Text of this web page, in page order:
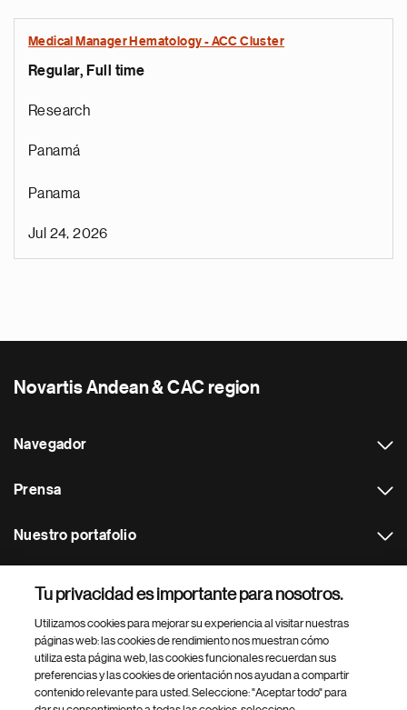
Medical Manager Hematology - ACC Cluster
Regular, Full time
Research
Panamá
Panama
Jul 24, 2026
Novartis Andean & CAC region
Navegador
Prensa
Nuestro portafolio
Footer Site Search
Tu privacidad es importante para nosotros.
Utilizamos cookies para mejorar su experiencia al visitar nuestras
páginas web: las cookies de rendimiento nos muestran cómo
utiliza esta página web, las cookies funcionales recuerdan sus
preferencias y las cookies de orientación nos ayudan a compartir
contenido relevante para usted. Seleccione: "Aceptar todo" para